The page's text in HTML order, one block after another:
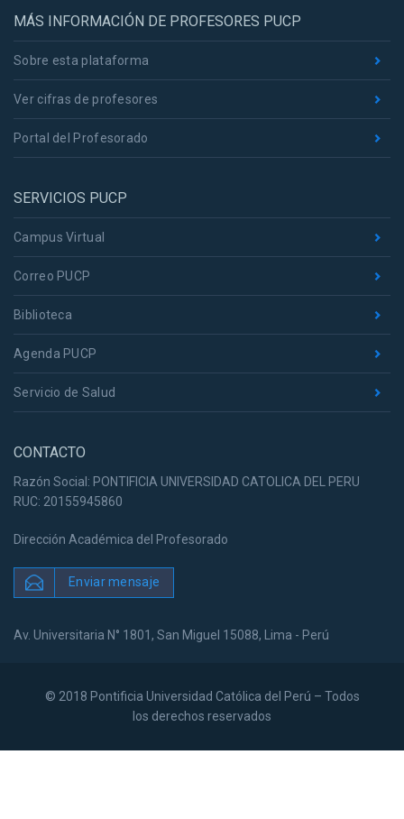
MÁS INFORMACIÓN DE PROFESORES PUCP
Sobre esta plataforma
Ver cifras de profesores
Portal del Profesorado
SERVICIOS PUCP
Campus Virtual
Correo PUCP
Biblioteca
Agenda PUCP
Servicio de Salud
CONTACTO
Razón Social: PONTIFICIA UNIVERSIDAD CATOLICA DEL PERU
RUC: 20155945860
Dirección Académica del Profesorado
Enviar mensaje
Av. Universitaria N° 1801, San Miguel 15088, Lima - Perú
© 2018 Pontificia Universidad Católica del Perú – Todos
los derechos reservados